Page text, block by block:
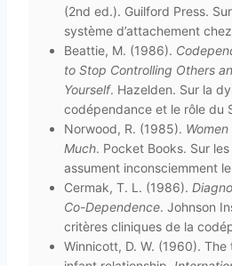
(2nd ed.). Guilford Press.
système d’attachement
Beattie, M. (1986).
to Stop Controlling Others
Yourself. Hazelden. Sur la
codépendance et le rôle du
Norwood, R. (1985).
Much. Pocket Books. Sur
assument inconsciemment
Cermak, T. L. (1986).
Co-Dependence. Johnson
critères cliniques de la
Winnicott, D. W. (1960).